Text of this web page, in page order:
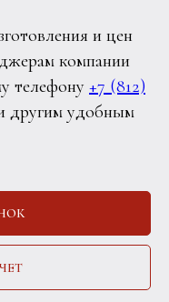
и цен
компании
телефону +7 (812)
другим удобным